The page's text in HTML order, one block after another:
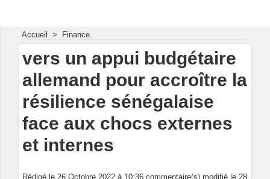
Accueil > Finance
vers un appui budgétaire
allemand pour accroître la
résilience sénégalaise
face aux chocs externes
et internes
Rédigé le 26 Octobre 2022 à 10:36 commentaire(s) modifié le 28